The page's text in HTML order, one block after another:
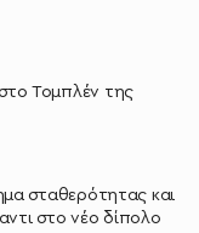
Τομπλέν της
σταθερότητας και
στο νέο δίπολο